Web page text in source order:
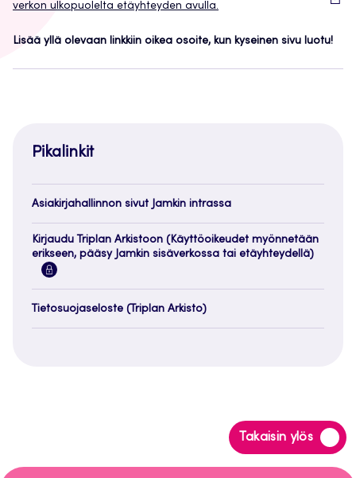
verkon ulkopuolelta etäyhteyden avulla.
Lisää yllä olevaan linkkiin oikea osoite, kun kyseinen sivu luotu!
Pikalinkit
Asiakirjahallinnon sivut Jamkin intrassa
Kirjaudu Triplan Arkistoon (Käyttöoikeudet myönnetään
erikseen, pääsy Jamkin sisäverkossa tai etäyhteydellä)
Tietosuojaseloste (Triplan Arkisto)
Takaisin ylös
Siirry
takaisin